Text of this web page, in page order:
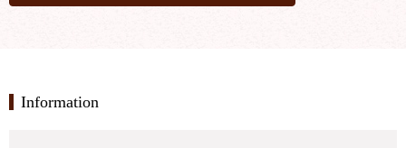
Information